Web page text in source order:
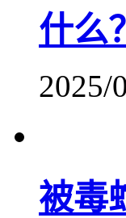
什么？
2025/
被毒